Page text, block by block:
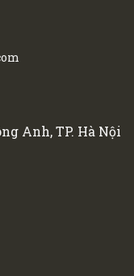
Anh, TP. Hà Nội